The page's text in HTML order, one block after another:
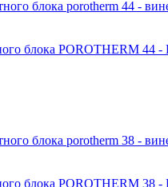
блока POROTHERM 44 -
блока POROTHERM 38 -